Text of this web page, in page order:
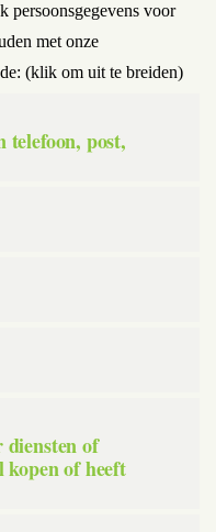
persoonsgegevens voor
met onze
(klik om uit te breiden)
telefoon, post,
diensten of
of heeft